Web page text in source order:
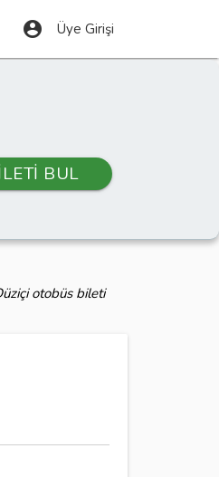
account_circle Üye Girişi
BUL
otobüs bileti